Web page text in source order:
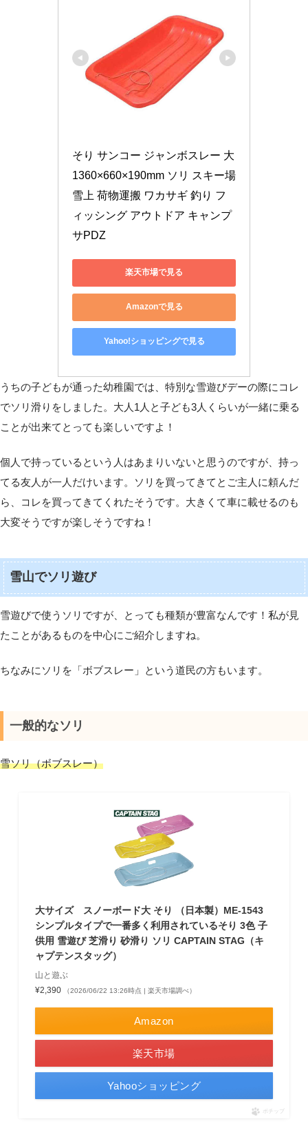
そり サンコー ジャンボスレー 大
1360×660×190mm ソリ スキー場
雪上 荷物運搬 ワカサギ 釣り フ
ィッシング アウトドア キャンプ
サPDZ
楽天市場で見る
Amazonで見る
Yahoo!ショッピングで見る
うちの子どもが通った幼稚園では、特別な雪遊びデーの際にコレ
でソリ滑りをしました。大人1人と子ども3人くらいが一緒に乗る
ことが出来てとっても楽しいですよ！
個人で持っているという人はあまりいないと思うのですが、持っ
てる友人が一人だけいます。ソリを買ってきてとご主人に頼んだ
ら、コレを買ってきてくれたそうです。大きくて車に載せるのも
大変そうですが楽しそうですね！
雪山でソリ遊び
雪遊びで使うソリですが、とっても種類が豊富なんです！私が見
たことがあるものを中心にご紹介しますね。
ちなみにソリを「ボブスレー」という道民の方もいます。
一般的なソリ
雪ソリ（ボブスレー）
大サイズ スノーボード大 そり （日本製）ME-1543
シンプルタイプで一番多く利用されているそり 3色 子
供用 雪遊び 芝滑り 砂滑り ソリ CAPTAIN STAG（キ
ャプテンスタッグ）
山と遊ぶ
¥2,390
（2026/06/22 13:26時点 | 楽天市場調べ）
Amazon
楽天市場
Yahooショッピング
ポチップ